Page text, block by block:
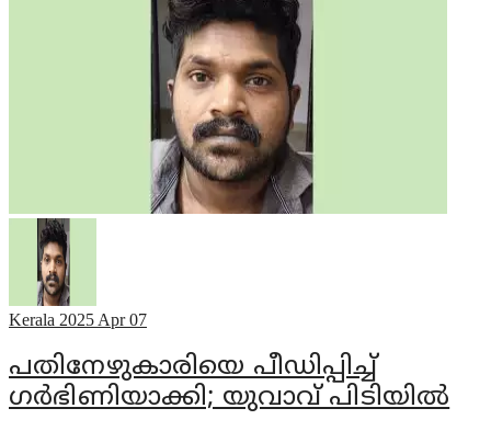
Kerala 2025 Apr 07
പതിനേഴുകാരിയെ പീഡിപ്പിച്ച്
ഗര്‍ഭിണിയാക്കി; യുവാവ് പിടിയില്‍